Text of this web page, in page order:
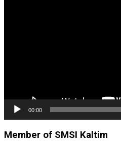
00:00
Member of SMSI Kaltim